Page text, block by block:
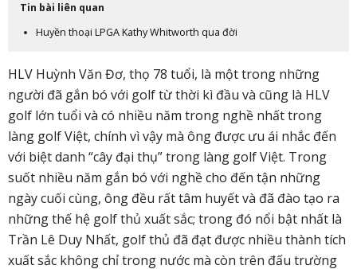
Tin bài liên quan
Huyền thoại LPGA Kathy Whitworth qua đời
HLV Huỳnh Văn Đơ, thọ 78 tuổi, là một trong những
người đã gắn bó với golf từ thời kì đầu và cũng là HLV
golf lớn tuổi và có nhiều năm trong nghề nhất trong
làng golf Việt, chính vì vậy mà ông được ưu ái nhắc đến
với biệt danh “cây đại thụ” trong làng golf Việt. Trong
suốt nhiều năm gắn bó với nghề cho đến tận những
ngày cuối cùng, ông đều rất tâm huyết và đã đào tạo ra
những thế hệ golf thủ xuất sắc; trong đó nổi bật nhất là
Trần Lê Duy Nhất, golf thủ đã đạt được nhiều thành tích
xuất sắc không chỉ trong nước mà còn trên đấu trường